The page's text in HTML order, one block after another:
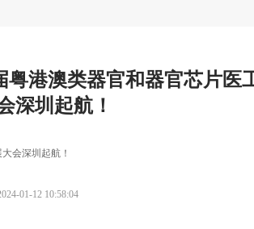
粤港澳类器官和器官芯片医
深圳起航！
会深圳起航！
01-12 10:58:04